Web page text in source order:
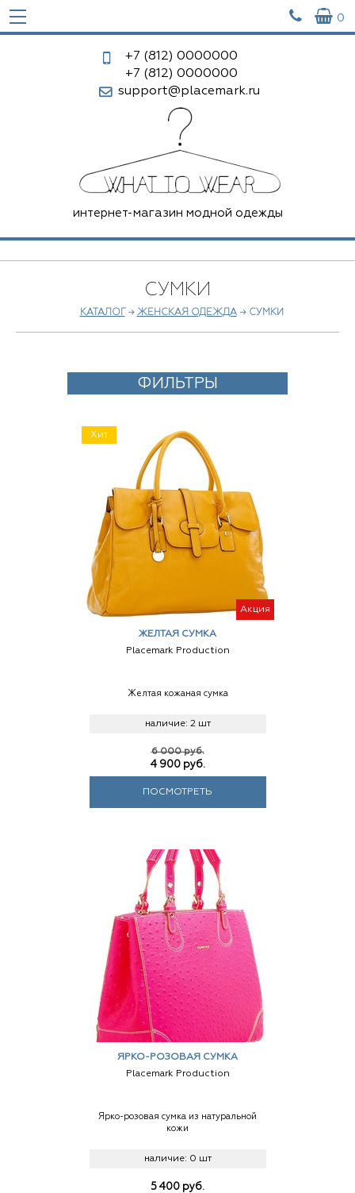
  0
+7 (812) 0000000
+7 (812) 0000000
support@placemark.ru
интернет-магазин модной одежды
СУМКИ
КАТАЛОГ → ЖЕНСКАЯ ОДЕЖДА→ СУМКИ
ФИЛЬТРЫ
Акция
Хит
ЖЕЛТАЯ СУМКА
Placemark Production
Желтая кожаная сумка
наличие: 2 шт
6 000 руб.
4 900 руб.
ПОСМОТРЕТЬ
ЯРКО-РОЗОВАЯ СУМКА
Placemark Production
Ярко-розовая сумка из натуральной
кожи
наличие: 0 шт
5 400 руб.